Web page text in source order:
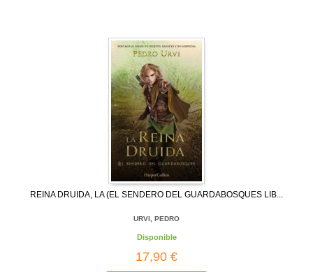
REINA DRUIDA, LA (EL SENDERO DEL GUARDABOSQUES LIB...
URVI, PEDRO
Disponible
17,90 €